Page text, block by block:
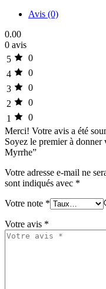
Avis (0)
0.00
0 avis
5
0
4
0
3
0
2
0
1
0
Merci! Votre avis a été
Soyez le premier à donner
Myrrhe”
Votre adresse e-mail ne
sont indiqués avec *
Votre note *
Votre avis *